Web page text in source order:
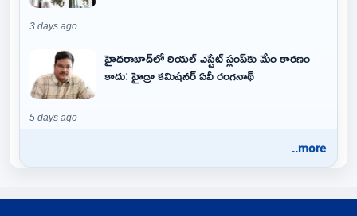
3 days ago
హైదరాబాద్‌లో రియల్ ఎస్టేట్ స్లంప్‌కు మేం కారణం
కాదు: హైడ్రా కమిషనర్ ఏవీ రంగనాథ్
5 days ago
..more